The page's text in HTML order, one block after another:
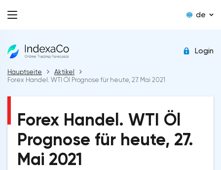
de
Login
Hauptseite
Aktikel
Forex Handel. WTI Öl Prognose für heute, 27. Mai 2021
Forex Handel. WTI Öl
Prognose für heute, 27.
Mai 2021